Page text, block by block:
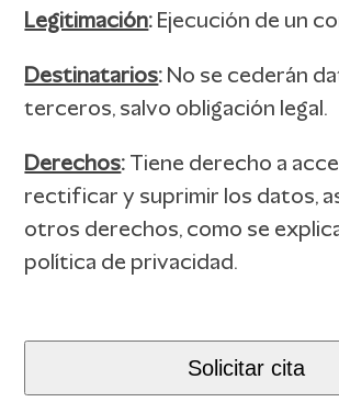
Legitimación: Ejecución de un
Destinatarios: No se cederán
terceros, salvo obligación legal.
Derechos: Tiene derecho a
rectificar y suprimir los datos,
otros derechos, como se
política de privacidad.
Solicitar cita